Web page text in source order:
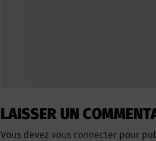
LAISSER UN
Vous devez vous connecter pour